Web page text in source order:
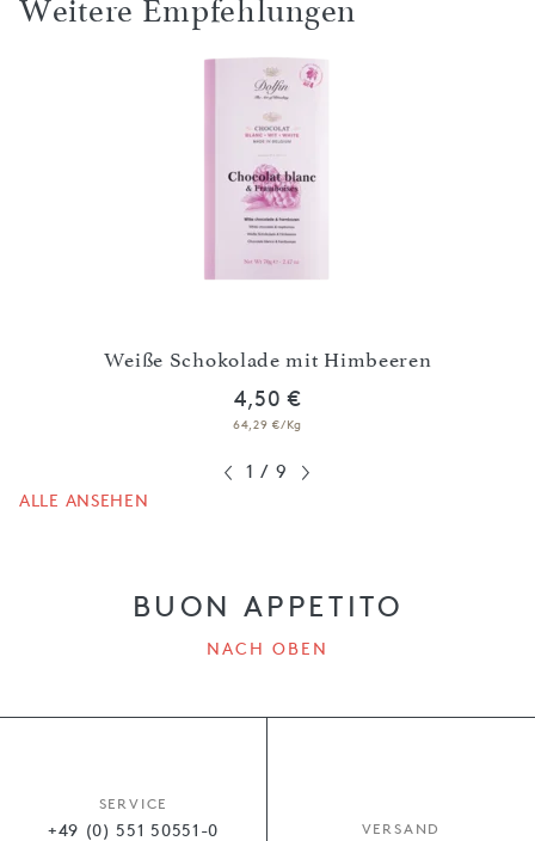
Weitere Empfehlungen
Weiße Schokolade mit Himbeeren
4,50 €
64,29 €/Kg
1 / 9
ALLE ANSEHEN
BUON APPETITO
NACH OBEN
SERVICE
+49 (0) 551 50551-0 VERSAND